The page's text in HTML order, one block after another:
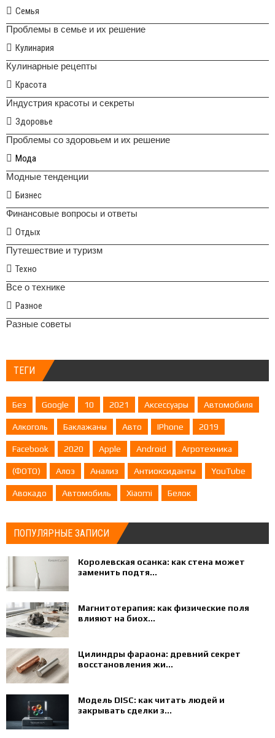
Семья
Проблемы в семье и их решение
Кулинария
Кулинарные рецепты
Красота
Индустрия красоты и секреты
Здоровье
Проблемы со здоровьем и их решение
Мода
Модные тенденции
Бизнес
Финансовые вопросы и ответы
Отдых
Путешествие и туризм
Техно
Все о технике
Разное
Разные советы
ТЕГИ
Без Google 10 2021 Аксессуары Автомобиля
Алкоголь Баклажаны Авто IPhone 2019
Facebook 2020 Apple Android Агротехника
(ФОТО) Алоэ Анализ Антиоксиданты YouTube
Авокадо Автомобиль Xiaomi Белок
ПОПУЛЯРНЫЕ ЗАПИСИ
Королевская осанка: как стена может
заменить подтя...
Магнитотерапия: как физические поля
влияют на биох...
Цилиндры фараона: древний секрет
восстановления жи...
Модель DISC: как читать людей и
закрывать сделки з...